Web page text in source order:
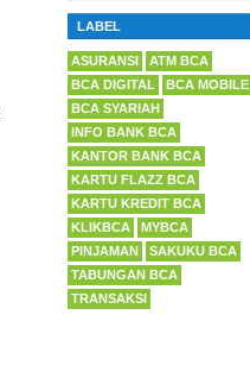
LABEL
ASURANSI
ATM BCA
BCA DIGITAL
BCA MOBILE
BCA SYARIAH
INFO BANK BCA
KANTOR BANK BCA
KARTU FLAZZ BCA
KARTU KREDIT BCA
KLIKBCA
MYBCA
PINJAMAN
SAKUKU BCA
TABUNGAN BCA
TRANSAKSI